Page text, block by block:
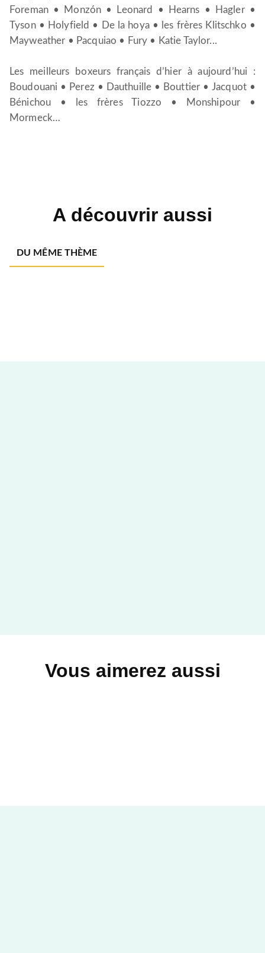
Foreman • Monzón • Leonard • Hearns • Hagler •
Tyson • Holyfield • De la hoya • les frères Klitschko •
Mayweather • Pacquiao • Fury • Katie Taylor...
Les meilleurs boxeurs français d’hier à aujourd’hui :
Boudouani • Perez • Dauthuille • Bouttier • Jacquot •
Bénichou • les frères Tiozzo • Monshipour •
Mormeck…
A découvrir aussi
DU MÊME THÈME
Vous aimerez aussi